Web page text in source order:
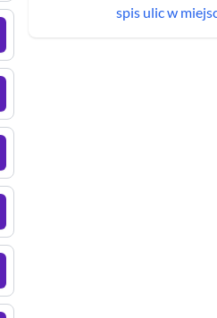
spis ulic w